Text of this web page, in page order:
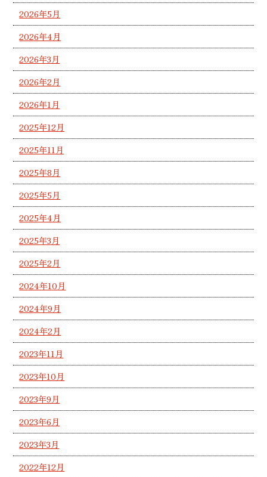
2026年5月
2026年4月
2026年3月
2026年2月
2026年1月
2025年12月
2025年11月
2025年8月
2025年5月
2025年4月
2025年3月
2025年2月
2024年10月
2024年9月
2024年2月
2023年11月
2023年10月
2023年9月
2023年6月
2023年3月
2022年12月